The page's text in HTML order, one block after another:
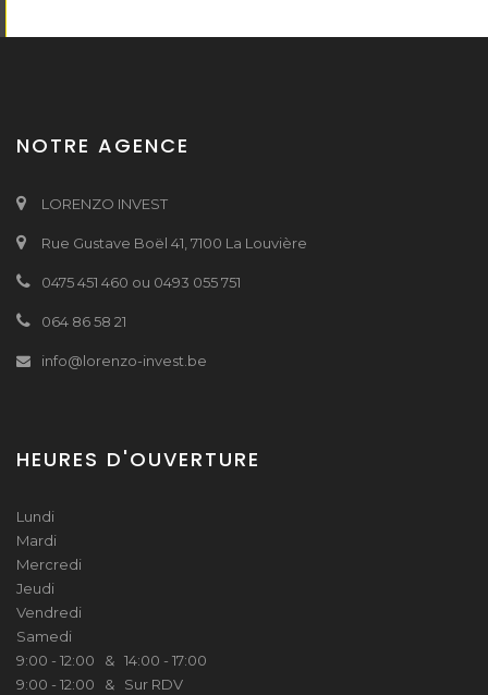
NOTRE AGENCE
LORENZO INVEST
Rue Gustave Boël 41, 7100 La Louvière
0475 451 460 ou 0493 055 751
064 86 58 21
info@lorenzo-invest.be
HEURES D'OUVERTURE
Lundi
Mardi
Mercredi
Jeudi
Vendredi
Samedi
9:00 - 12:00 & 14:00 - 17:00
9:00 - 12:00 & Sur RDV